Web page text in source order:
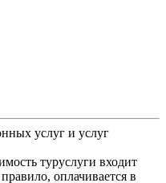
услуг и услуг
туруслуги входит
оплачивается в